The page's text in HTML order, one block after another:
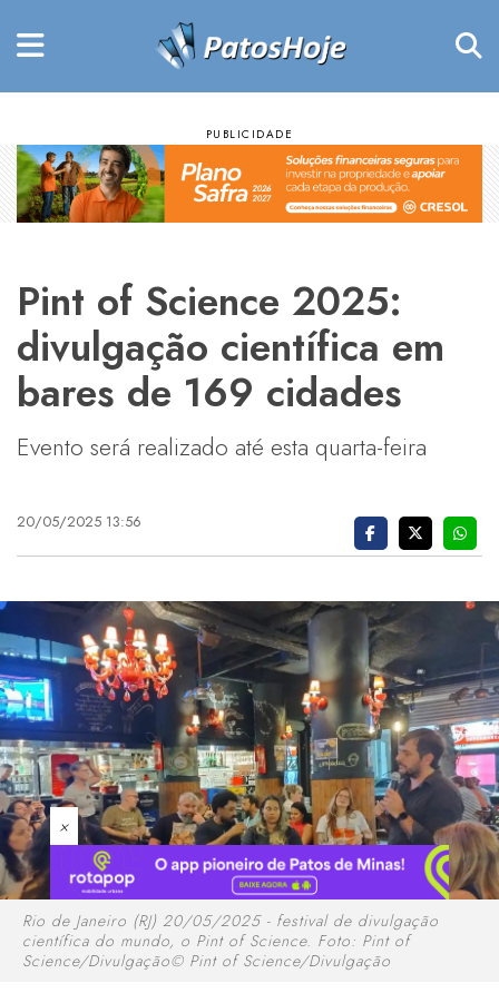
Pint of Science 2025:
divulgação científica em
bares de 169 cidades
Evento será realizado até esta quarta-feira
20/05/2025 13:56
×
Rio de Janeiro (RJ) 20/05/2025 - festival de divulgação
científica do mundo, o Pint of Science. Foto: Pint of
Science/Divulgação© Pint of Science/Divulgação